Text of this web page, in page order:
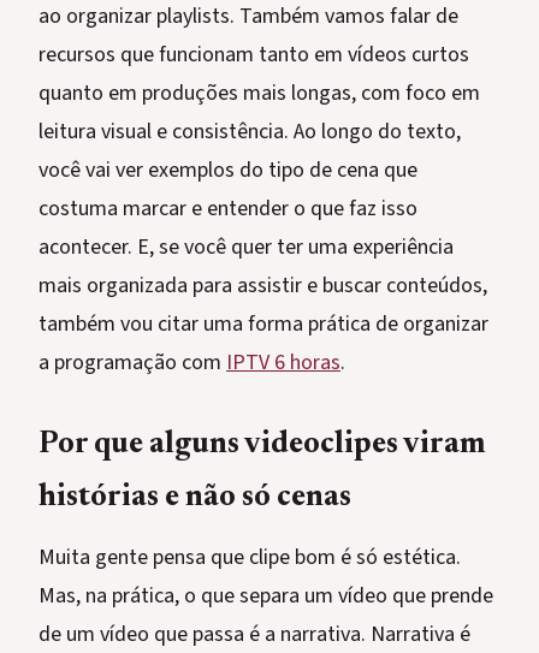
ao organizar playlists. Também vamos falar de
recursos que funcionam tanto em vídeos curtos
quanto em produções mais longas, com foco em
leitura visual e consistência. Ao longo do texto,
você vai ver exemplos do tipo de cena que
costuma marcar e entender o que faz isso
acontecer. E, se você quer ter uma experiência
mais organizada para assistir e buscar conteúdos,
também vou citar uma forma prática de organizar
a programação com IPTV 6 horas.
Por que alguns videoclipes viram
histórias e não só cenas
Muita gente pensa que clipe bom é só estética.
Mas, na prática, o que separa um vídeo que prende
de um vídeo que passa é a narrativa. Narrativa é